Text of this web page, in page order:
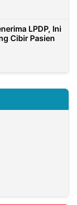
LPDP, Ini
Cibir Pasien